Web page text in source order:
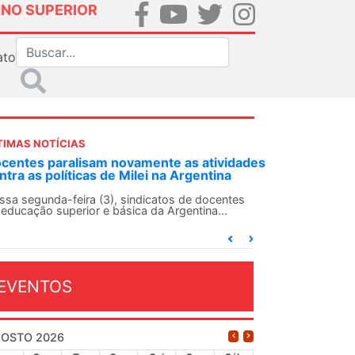
SUPERIOR
NOTÍCIAS
SN convoca docentes para Dia de
Internacionalista com Cuba em
de agosto
SN conclama suas seções sindicais e o